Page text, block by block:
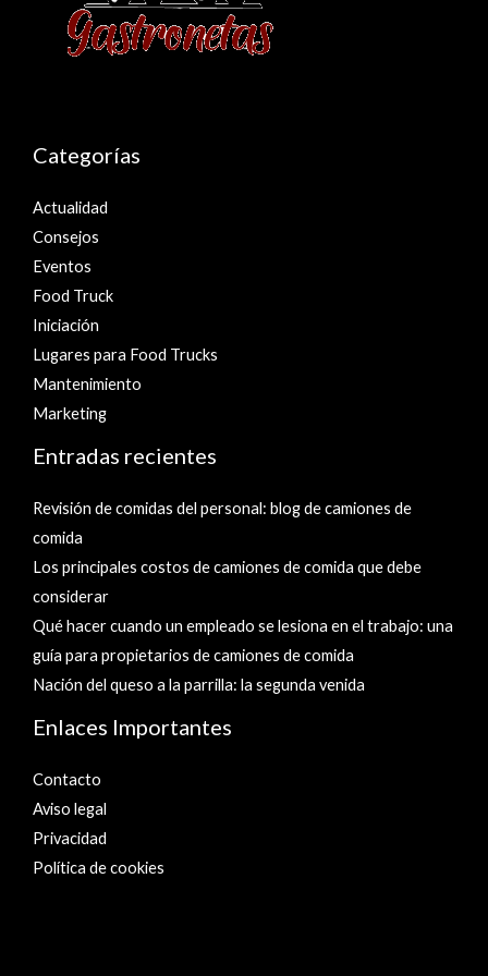
Categorías
Actualidad
Consejos
Eventos
Food Truck
Iniciación
Lugares para Food Trucks
Mantenimiento
Marketing
Entradas recientes
Revisión de comidas del personal: blog de camiones de
comida
Los principales costos de camiones de comida que debe
considerar
Qué hacer cuando un empleado se lesiona en el trabajo: una
guía para propietarios de camiones de comida
Nación del queso a la parrilla: la segunda venida
Enlaces Importantes
Contacto
Aviso legal
Privacidad
Política de cookies